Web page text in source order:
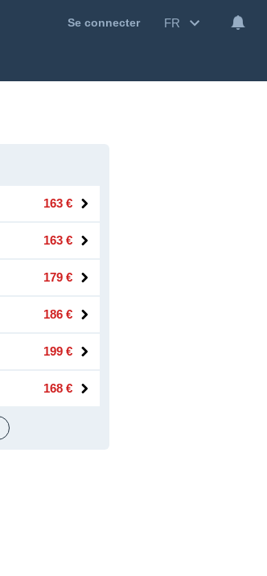
Se connecter FR
163 €
163 €
179 €
186 €
199 €
168 €